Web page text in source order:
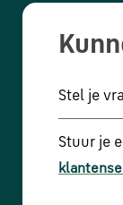
Stel je
Stuur je